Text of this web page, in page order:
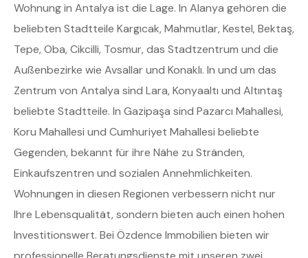
Wohnung in Antalya ist die Lage. In Alanya gehören die
beliebten Stadtteile Kargıcak, Mahmutlar, Kestel, Bektaş,
Tepe, Oba, Cikcilli, Tosmur, das Stadtzentrum und die
Außenbezirke wie Avsallar und Konaklı. In und um das
Zentrum von Antalya sind Lara, Konyaaltı und Altıntaş
beliebte Stadtteile. In Gazipaşa sind Pazarcı Mahallesi,
Koru Mahallesi und Cumhuriyet Mahallesi beliebte
Gegenden, bekannt für ihre Nähe zu Stränden,
Einkaufszentren und sozialen Annehmlichkeiten.
Wohnungen in diesen Regionen verbessern nicht nur
Ihre Lebensqualität, sondern bieten auch einen hohen
Investitionswert. Bei Özdence Immobilien bieten wir